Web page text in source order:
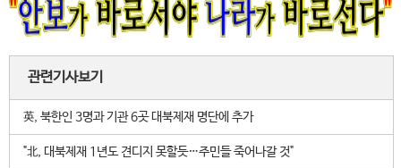
관련기사보기
英, 북한인 3명과 기관 6곳 대북제재 명단에 추가
"北, 대북제재 1년도 견디지 못할듯…주민들 죽어나갈 것"